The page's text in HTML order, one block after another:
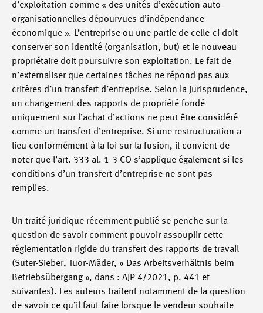
d’exploitation comme « des unités d’exécution auto-
organisationnelles dépourvues d’indépendance
économique ». L’entreprise ou une partie de celle-ci doit
conserver son identité (organisation, but) et le nouveau
propriétaire doit poursuivre son exploitation. Le fait de
n’externaliser que certaines tâches ne répond pas aux
critères d’un transfert d’entreprise. Selon la jurisprudence,
un changement des rapports de propriété fondé
uniquement sur l’achat d’actions ne peut être considéré
comme un transfert d’entreprise. Si une restructuration a
lieu conformément à la loi sur la fusion, il convient de
noter que l’art. 333 al. 1-3 CO s’applique également si les
conditions d’un transfert d’entreprise ne sont pas
remplies.
Un traité juridique récemment publié se penche sur la
question de savoir comment pouvoir assouplir cette
réglementation rigide du transfert des rapports de travail
(Suter-Sieber, Tuor-Mäder, « Das Arbeitsverhältnis beim
Betriebsübergang », dans : AJP 4/2021, p. 441 et
suivantes). Les auteurs traitent notamment de la question
de savoir ce qu’il faut faire lorsque le vendeur souhaite